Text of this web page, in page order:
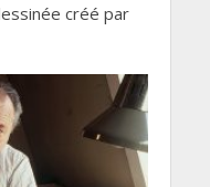
créé par